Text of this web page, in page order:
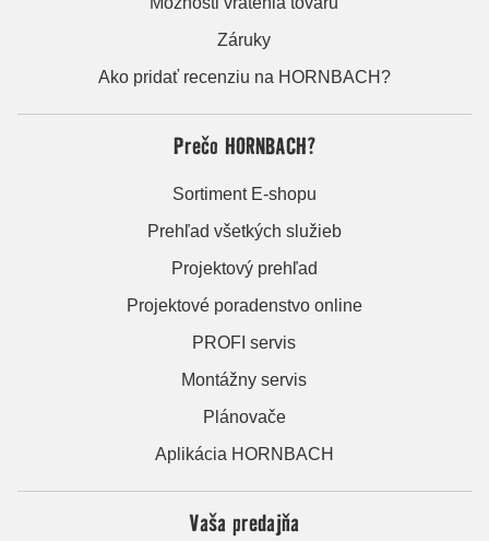
Záruky
Ako pridať recenziu na HORNBACH?
Prečo HORNBACH?
Sortiment E-shopu
Prehľad všetkých služieb
Projektový prehľad
Projektové poradenstvo online
PROFI servis
Montážny servis
Plánovače
Aplikácia HORNBACH
Vaša predajňa